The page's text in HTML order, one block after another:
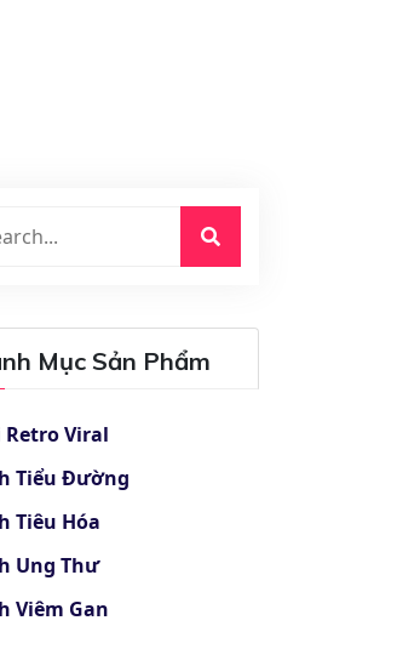
Mục Sản Phẩm
Viral
Tiểu Đường
Tiêu Hóa
Ung Thư
Viêm Gan